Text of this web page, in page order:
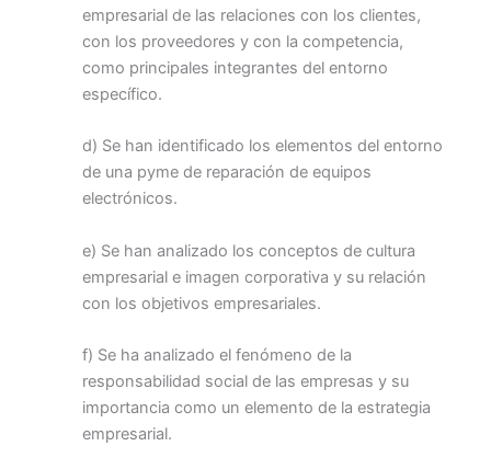
empresarial de las relaciones con los clientes,
con los proveedores y con la competencia,
como principales integrantes del entorno
específico.
d) Se han identificado los elementos del entorno
de una pyme de reparación de equipos
electrónicos.
e) Se han analizado los conceptos de cultura
empresarial e imagen corporativa y su relación
con los objetivos empresariales.
f) Se ha analizado el fenómeno de la
responsabilidad social de las empresas y su
importancia como un elemento de la estrategia
empresarial.